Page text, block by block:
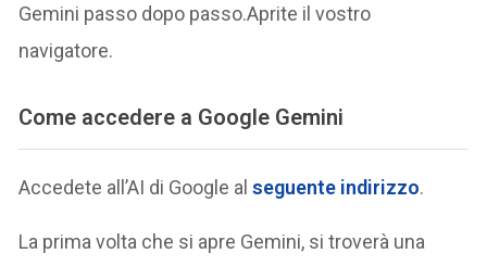
Gemini passo dopo passo.Aprite il vostro
navigatore.
Come accedere a Google Gemini
Accedete all’AI di Google alseguente indirizzo.
La prima volta che si apre Gemini, si troverà una